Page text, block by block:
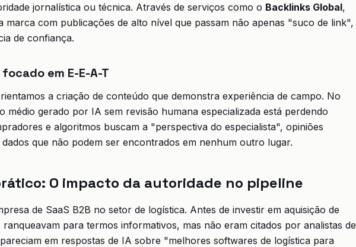
jornalística ou técnica. Através de serviços como o Backlinks Global,
marca com publicações de alto nível que passam não apenas "suco de link",
de confiança.
em E-E-A-T
a criação de conteúdo que demonstra experiência de campo. No
médio gerado por IA sem revisão humana especializada está perdendo
e algoritmos buscam a "perspectiva do especialista", opiniões
que não podem ser encontrados em nenhum outro lugar.
O impacto da autoridade no pipeline
de SaaS B2B no setor de logística. Antes de investir em aquisição de
ranqueavam para termos informativos, mas não eram citados por analistas de
em respostas de IA sobre "melhores softwares de logística para